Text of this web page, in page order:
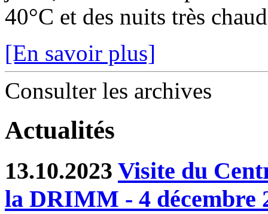
40°C et des nuits très
[En savoir plus]
Consulter les archives
Actualités
13.10.2023 Visite du
la DRIMM - 4 décembre